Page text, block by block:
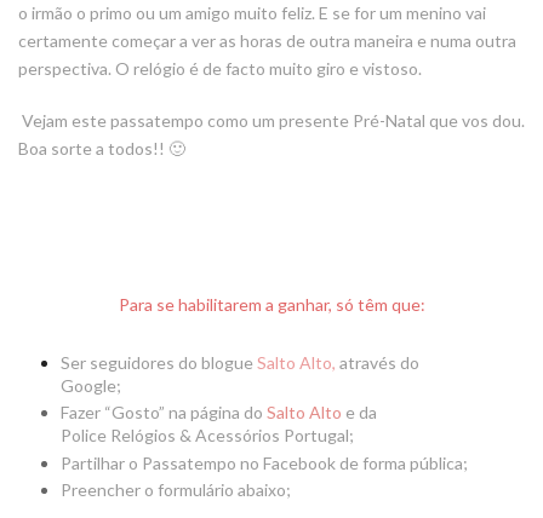
o irmão o primo ou um amigo muito feliz. E se for um menino vai
certamente começar a ver as horas de outra maneira e numa outra
perspectiva. O relógio é de facto muito giro e vistoso.
Vejam este passatempo como um presente Pré-Natal que vos dou.
Boa sorte a todos!! 🙂
Para se habilitarem a ganhar, só têm que:
Ser seguidores do blogue Salto Alto, através do
Google;
Fazer “Gosto” na página do Salto Alto e da
Police Relógios & Acessórios Portugal;
Partilhar o Passatempo no Facebook de forma pública;
Preencher o formulário abaixo;